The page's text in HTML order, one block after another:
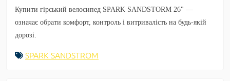
Купити гірський велосипед SPARK SANDSTORM 26" —
означає обрати комфорт, контроль і витривалість на будь-якій
дорозі.
SPARK SANDSTROM